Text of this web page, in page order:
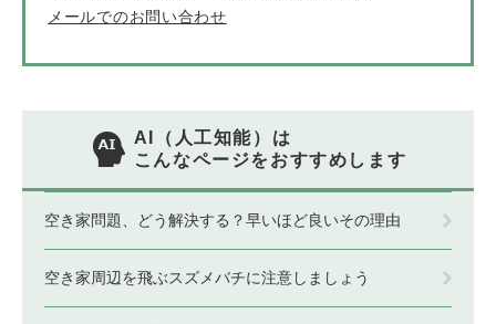
メールでのお問い合わせ
AI（人工知能）は
こんなページをおすすめします
空き家問題、どう解決する？早いほど良いその理由
空き家周辺を飛ぶスズメバチに注意しましょう